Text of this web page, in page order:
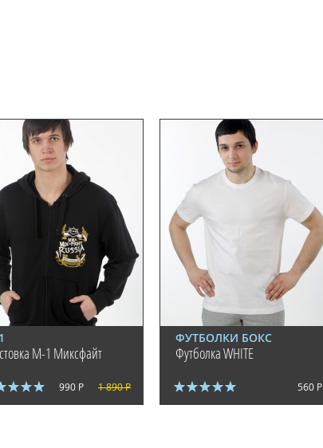
M-1 Миксфайт
990 Р 1 890 Р
ФУТБОЛКИ БОКС
Футболка WHITE
560 Р